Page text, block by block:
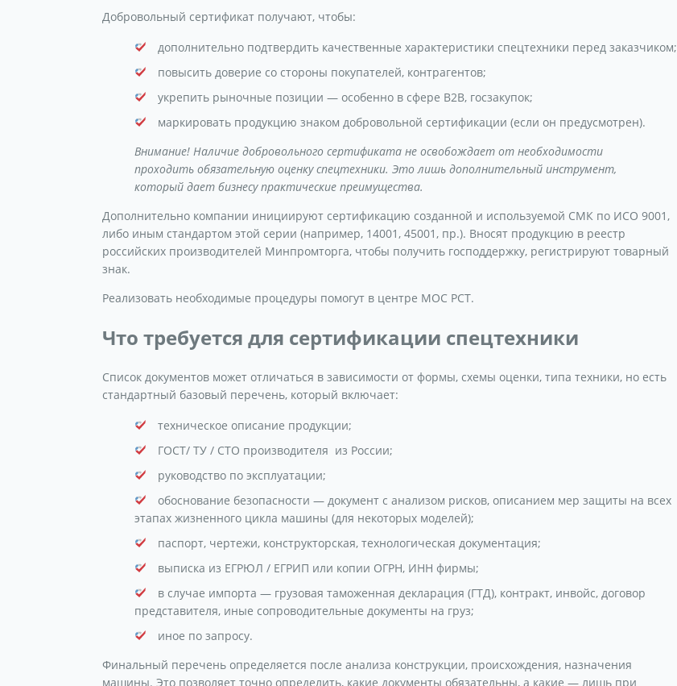
Добровольный сертификат получают, чтобы:
дополнительно подтвердить качественные характеристики спецтехники перед заказчиком;
повысить доверие со стороны покупателей, контрагентов;
укрепить рыночные позиции — особенно в сфере B2B, госзакупок;
маркировать продукцию знаком добровольной сертификации (если он предусмотрен).
Внимание! Наличие добровольного сертификата не освобождает от необходимости
проходить обязательную оценку спецтехники. Это лишь дополнительный инструмент,
который дает бизнесу практические преимущества.
Дополнительно компании инициируют сертификацию созданной и используемой СМК по ИСО 9001,
либо иным стандартом этой серии (например, 14001, 45001, пр.). Вносят продукцию в реестр
российских производителей Минпромторга, чтобы получить господдержку, регистрируют товарный
знак.
Реализовать необходимые процедуры помогут в центре МОС РСТ.
Что требуется для сертификации спецтехники
Список документов может отличаться в зависимости от формы, схемы оценки, типа техники, но есть
стандартный базовый перечень, который включает:
техническое описание продукции;
ГОСТ/ ТУ / СТО производителя из России;
руководство по эксплуатации;
обоснование безопасности — документ с анализом рисков, описанием мер защиты на всех
этапах жизненного цикла машины (для некоторых моделей);
паспорт, чертежи, конструкторская, технологическая документация;
выписка из ЕГРЮЛ / ЕГРИП или копии ОГРН, ИНН фирмы;
в случае импорта — грузовая таможенная декларация (ГТД), контракт, инвойс, договор
представителя, иные сопроводительные документы на груз;
иное по запросу.
Финальный перечень определяется после анализа конструкции, происхождения, назначения
машины. Это позволяет точно определить, какие документы обязательны, а какие — лишь при